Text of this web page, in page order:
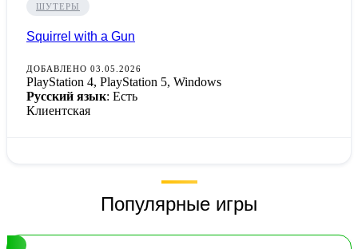
ШУТЕРЫ
Squirrel with a Gun
ДОБАВЛЕНО 03.05.2026
PlayStation 4, PlayStation 5, Windows
Русский язык: Есть
Клиентская
Популярные игры